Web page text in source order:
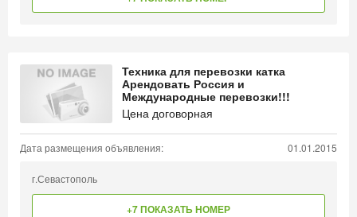
Техника для перевозки катка
Арендовать Россия и
Международные перевозки!!!
Цена договорная
Дата размещения объявления: 01.01.2015
г.Севастополь
+7 ПОКАЗАТЬ НОМЕР